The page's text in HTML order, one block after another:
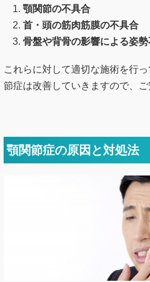
顎関節の不具合
首・頭の筋肉筋膜の不具合
骨盤や背骨の影響による姿勢
これらに対して適切な施術を行
節症は改善していきますので、ご
顎関節症の原因と対処法